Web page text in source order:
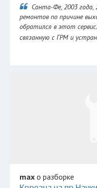
Санта-Фе, 2003 года,
ремонтов по причине
обратился в этот
связанную с ГРМ и
max о разборке